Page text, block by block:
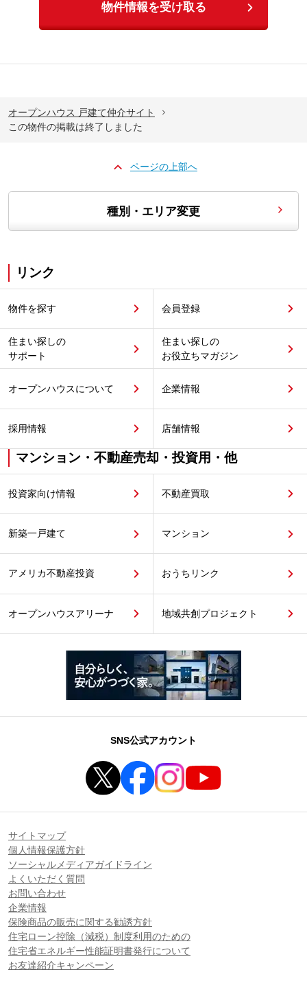
物件情報を受け取る
オープンハウス 戸建て仲介サイト
この物件の掲載は終了しました
ページの上部へ
種別・エリア変更
リンク
物件を探す 会員登録
住まい探しの
サポート
住まい探しの
お役立ちマガジン
オープンハウスについて 企業情報
採用情報 店舗情報
マンション・不動産売却・投資用・他
投資家向け情報 不動産買取
新築一戸建て マンション
アメリカ不動産投資 おうちリンク
オープンハウスアリーナ 地域共創プロジェクト
SNS公式アカウント
サイトマップ
個人情報保護方針
ソーシャルメディアガイドライン
よくいただく質問
お問い合わせ
企業情報
保険商品の販売に関する勧誘方針
住宅ローン控除（減税）制度利用のための
住宅省エネルギー性能証明書発行について
お友達紹介キャンペーン